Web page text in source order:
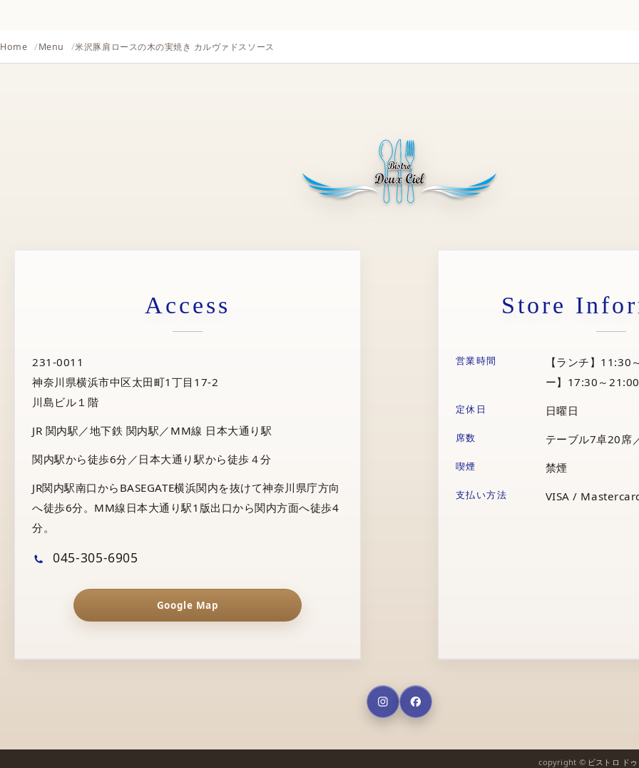
Home Menu 米沢豚肩ロースの木の実焼き カルヴァドスソース
Access
231-0011
神奈川県横浜市中区太田町1丁目17-2
川島ビル１階
JR 関内駅／地下鉄 関内駅／MM線 日本大通り駅
関内駅から徒歩6分／日本大通り駅から徒歩４分
JR関内駅南口からBASEGATE横浜関内を抜けて神奈川県庁方向
へ徒歩6分。MM線日本大通り駅1版出口から関内方面へ徒歩4
分。
045-305-6905
Google Map
Store
営業時間
【ランチ】11:30
ー】17:30～
定休日 日曜日
席数 テーブル7卓20席
喫煙 禁煙
支払い方法 VISA /
copyright © ビストロ ド